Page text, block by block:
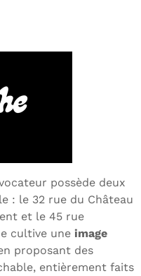
possède deux
: le 32 rue du Château
et le 45 rue
cultive une image
proposant des
entièrement faits